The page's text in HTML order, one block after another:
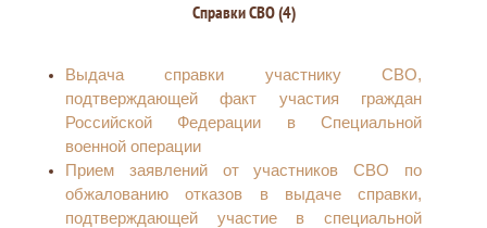
Справки СВО (4)
Выдача справки участнику СВО,
подтверждающей факт участия граждан
Российской Федерации в Специальной
военной операции
Прием заявлений от участников СВО по
обжалованию отказов в выдаче справки,
подтверждающей участие в специальной